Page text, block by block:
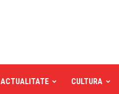
ACTUALITATE CULTURA